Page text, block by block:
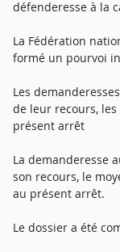
défenderesse à la
La Fédération
formé un pourvoi
Les
de leur recours,
présent arrêt
La demanderesse
son recours, le
au présent arrêt.
Le dossier a été